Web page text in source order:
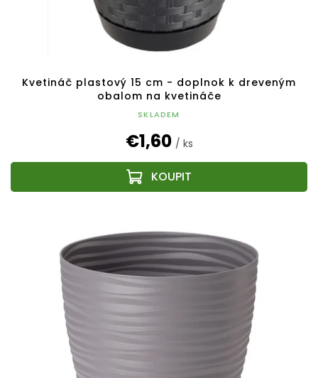
Kvetináč plastový 15 cm - doplnok k dreveným
obalom na kvetináče
SKLADEM
€1,60 / ks